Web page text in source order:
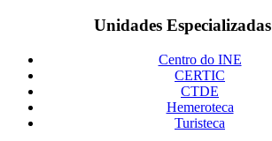
Unidades Especializadas
Centro do INE
CERTIC
CTDE
Hemeroteca
Turisteca